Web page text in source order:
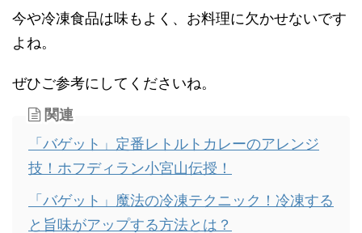
今や冷凍食品は味もよく、お料理に欠かせないです
よね。
ぜひご参考にしてくださいね。
関連
「バゲット」定番レトルトカレーのアレンジ
技！ホフディラン小宮山伝授！
「バゲット」魔法の冷凍テクニック！冷凍する
と旨味がアップする方法とは？